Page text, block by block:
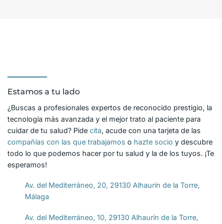
Estamos a tu lado
¿Buscas a profesionales expertos de reconocido prestigio, la
tecnología más avanzada y el mejor trato al paciente para
cuidar de tu salud? Pide cita, acude con una tarjeta de las
compañías con las que trabajamos o hazte socio y descubre
todo lo que podemos hacer por tu salud y la de los tuyos. ¡Te
esperamos!
Av. del Mediterráneo, 20, 29130 Alhaurín de la Torre,
Málaga
Av. del Mediterráneo, 10, 29130 Alhaurín de la Torre,